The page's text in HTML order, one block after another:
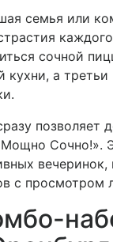
семья или
сочной
кухни, а
позволяет
Сочно!».
с